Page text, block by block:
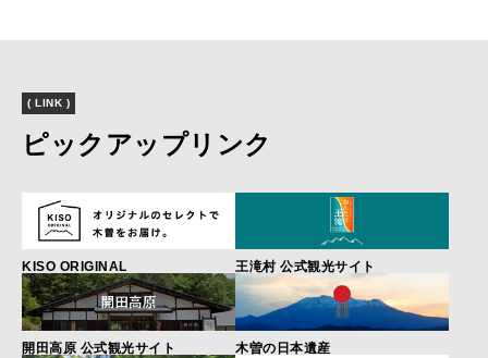
( LINK )
ピックアップリンク
KISO ORIGINAL 王滝村 公式観光サイト
開田高原 公式観光サイト 木曽の日本遺産